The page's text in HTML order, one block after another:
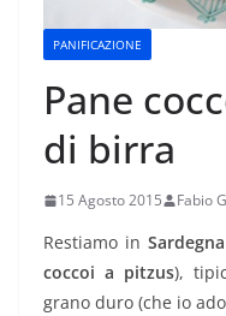
PANIFICAZIONE
Pane
di birra
15 Agosto 2015 Fabio
Restiamo in Sardegna
coccoi a pitzus),
grano duro (che io